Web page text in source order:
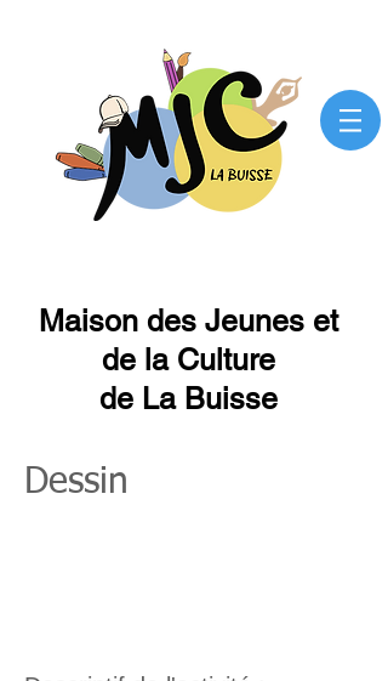
Maison des Jeunes et
de la Culture
de La Buisse
Dessin